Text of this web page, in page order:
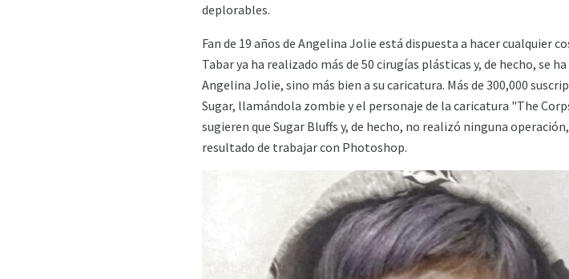
deplorables.
Fan de 19 años de Angelina Jolie está dispuesta a hacer cualquier
Tabar ya ha realizado más de 50 cirugías plásticas y, de hecho, se
Angelina Jolie, sino más bien a su caricatura. Más de 300,000
Sugar, llamándola zombie y el personaje de la caricatura "The
sugieren que Sugar Bluffs y, de hecho, no realizó ninguna
resultado de trabajar con Photoshop.